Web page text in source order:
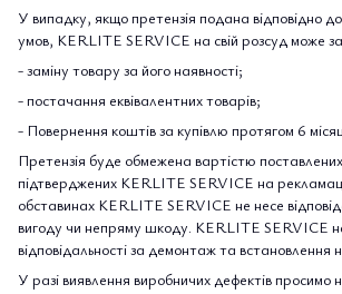
У випадку, якщо претензія подана відповідно
умов, KERLITE SERVICE на свій розсуд може
- заміну товару за його наявності;
- постачання еквівалентних товарів;
- Повернення коштів за купівлю протягом 6
Претензія буде обмежена вартістю
підтверджених KERLITE SERVICE на
обставинах KERLITE SERVICE не несе
вигоду чи непряму шкоду. KERLITE SERVICE
відповідальності за демонтаж та встановлення
У разі виявлення виробничих дефектів просимо